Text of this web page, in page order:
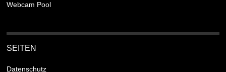
Webcam Pool
SEITEN
Datenschutz